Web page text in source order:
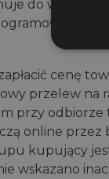
do
cenę
przelew na
przy odbiorze
online przez
kupujący
wskazano